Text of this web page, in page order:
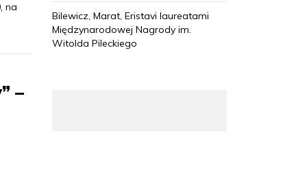
na
–
Bilewicz, Marat, Eristavi laureatami
Międzynarodowej Nagrody im.
Witolda Pileckiego